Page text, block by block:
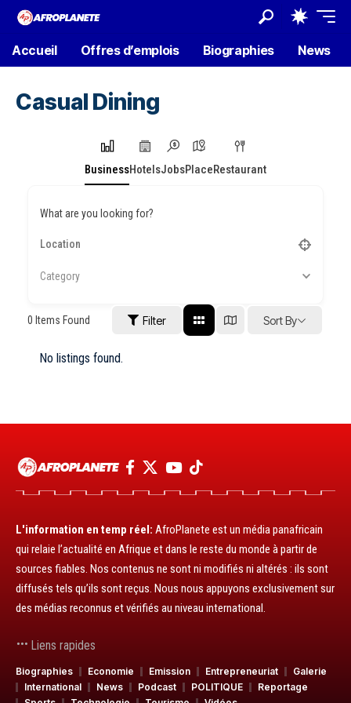
Accueil Offres d’emplois Biographies News
Casual Dining
BusinessHotelsJobsPlaceRestaurant
What are you looking for?
Category
0 Items Found Filter Sort By
No listings found.
L'information en temp réel: AfroPlanete est un média panafricain
qui relaie l’actualité en Afrique et dans le reste du monde à partir de
sources fiables. Nos contenus ne sont ni modifiés ni altérés : ils sont
diffusés tels qu’ils sont reçus. Nous nous appuyons exclusivement sur
des médias reconnus et vérifiés au niveau international.
Liens rapides
Biographies Economie Emission Entrepreneuriat
Galerie
International
News Podcast POLITIQUE
Reportage